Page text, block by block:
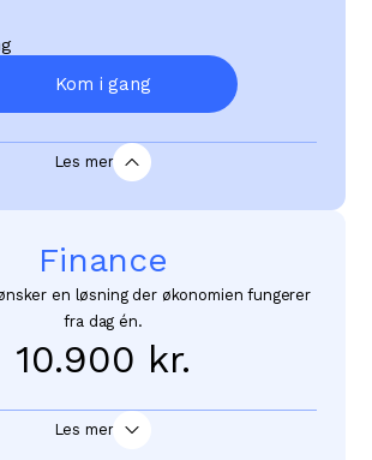
Kom i gang
Les mer
Finance
en løsning der økonomien fungerer
fra dag én.
10.900 kr.
oppstart
Les mer